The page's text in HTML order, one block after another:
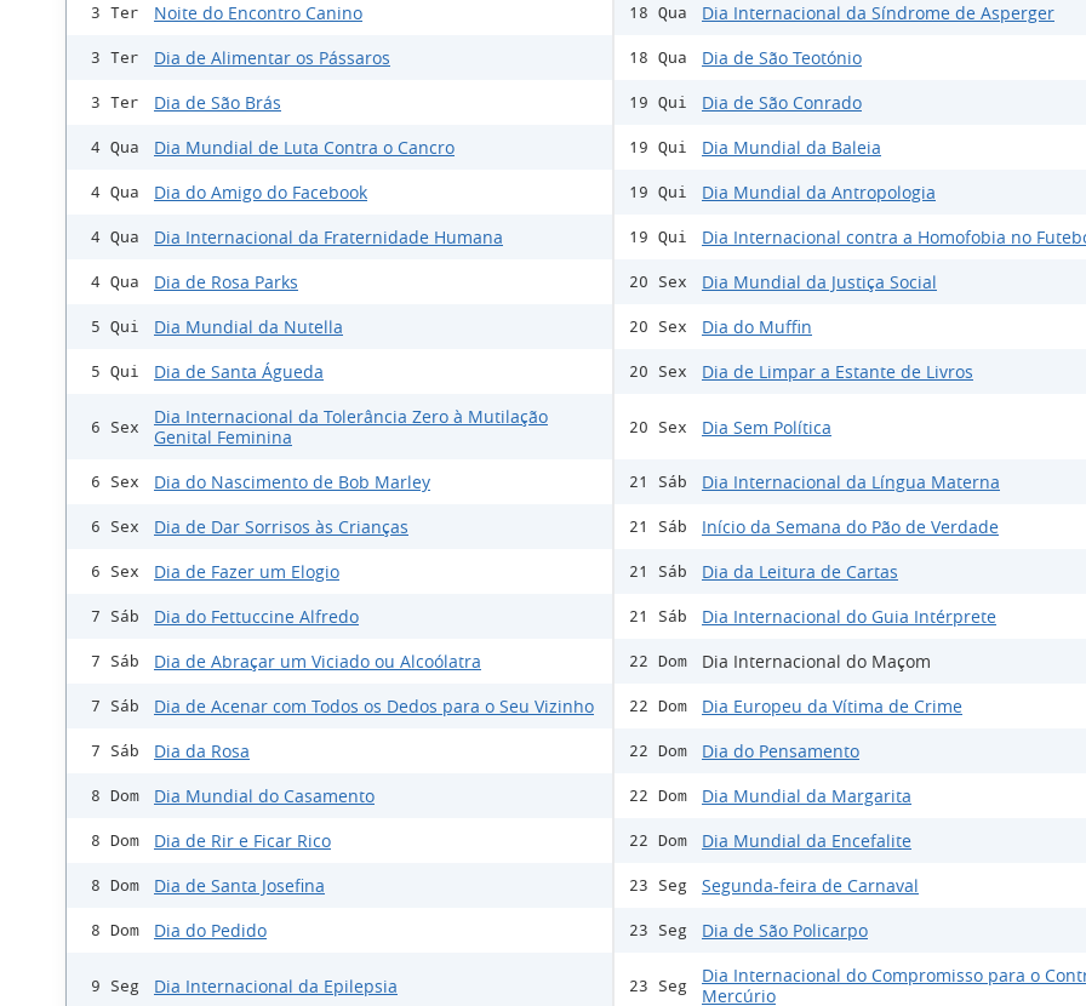
3 Ter Noite do Encontro Canino
3 Ter Dia de Alimentar os Pássaros
3 Ter Dia de São Brás
4 Qua Dia Mundial de Luta Contra o Cancro
4 Qua Dia do Amigo do Facebook
4 Qua Dia Internacional da Fraternidade Humana
4 Qua Dia de Rosa Parks
5 Qui Dia Mundial da Nutella
5 Qui Dia de Santa Águeda
6 Sex
Dia Internacional da Tolerância Zero à Mutilação
Genital Feminina
6 Sex Dia do Nascimento de Bob Marley
6 Sex Dia de Dar Sorrisos às Crianças
6 Sex Dia de Fazer um Elogio
7 Sáb Dia do Fettuccine Alfredo
7 Sáb Dia de Abraçar um Viciado ou Alcoólatra
7 Sáb Dia de Acenar com Todos os Dedos para o Seu Vizinho
7 Sáb Dia da Rosa
8 Dom Dia Mundial do Casamento
8 Dom Dia de Rir e Ficar Rico
8 Dom Dia de Santa Josefina
8 Dom Dia do Pedido
9 Seg Dia Internacional da Epilepsia
18 Qua Dia Internacional da Síndrome de Asperger
18 Qua Dia de São Teotónio
19 Qui Dia de São Conrado
19 Qui Dia Mundial da Baleia
19 Qui Dia Mundial da Antropologia
19 Qui Dia Internacional contra a Homofobia no
20 Sex Dia Mundial da Justiça Social
20 Sex Dia do Muffin
20 Sex Dia de Limpar a Estante de Livros
20 Sex Dia Sem Política
21 Sáb Dia Internacional da Língua Materna
21 Sáb Início da Semana do Pão de Verdade
21 Sáb Dia da Leitura de Cartas
21 Sáb Dia Internacional do Guia Intérprete
22 Dom Dia Internacional do Maçom
22 Dom Dia Europeu da Vítima de Crime
22 Dom Dia do Pensamento
22 Dom Dia Mundial da Margarita
22 Dom Dia Mundial da Encefalite
23 Seg Segunda-feira de Carnaval
23 Seg Dia de São Policarpo
23 Seg
Dia Internacional do Compromisso para o
Mercúrio